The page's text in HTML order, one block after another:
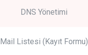
DNS Yönetimi
Mail Listesi (Kayıt Formu)